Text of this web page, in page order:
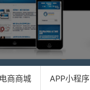
电商商城 APP小程序